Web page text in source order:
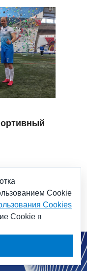
футбол
Cookie
Cookies
Cookie в